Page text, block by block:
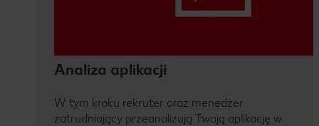
Analiza aplikacji
W tym kroku rekruter oraz menedżer
zatrudniający przeanalizują Twoją aplikację w